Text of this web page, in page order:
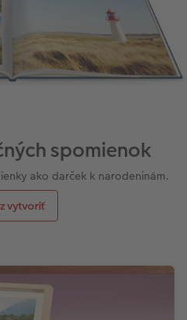
spomienok
ako darček k narodeninám.
vytvoriť